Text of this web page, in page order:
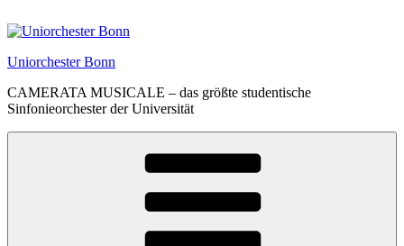
Inhalt
Uniorchester Bonn
CAMERATA MUSICALE – das größte studentische
Sinfonieorchester der Universität